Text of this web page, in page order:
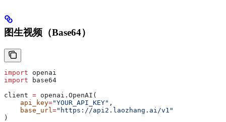
图生视频（Base64）
import openai
import base64
client = openai.OpenAI(
    api_key
="YOUR_API_KEY" ,
    base_url
="https://api2.laozhang.ai/v1"
)